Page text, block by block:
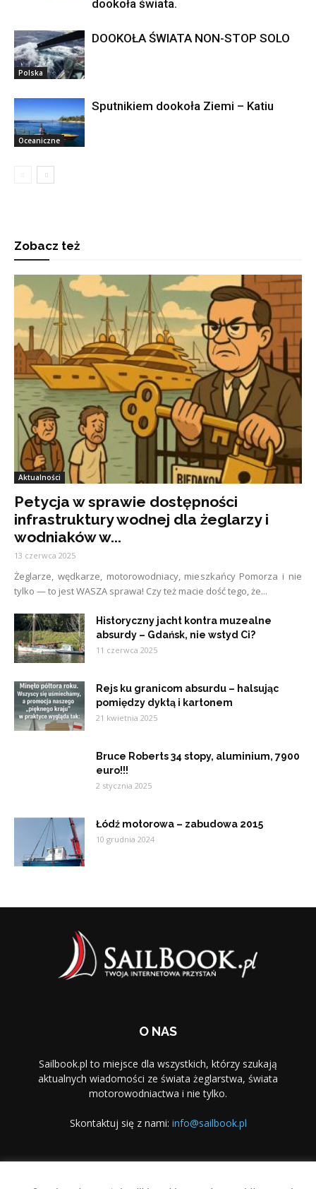
dookoła świata.
Polska
DOOKOŁA ŚWIATA NON-STOP SOLO
Oceaniczne
Sputnikiem dookoła Ziemi – Katiu
Zobacz też
Aktualności
Petycja w sprawie dostępności
infrastruktury wodnej dla żeglarzy i
wodniaków w...
13 czerwca 2025
Żeglarze, wędkarze, motorowodniacy, mieszkańcy Pomorza i nie
tylko — to jest WASZA sprawa! Czy też macie dość tego, że...
Historyczny jacht kontra muzealne
absurdy – Gdańsk, nie wstyd Ci?
11 czerwca 2025
Rejs ku granicom absurdu – halsując
pomiędzy dyktą i kartonem
21 kwietnia 2025
Bruce Roberts 34 stopy, aluminium, 7900
euro!!!
2 stycznia 2025
Łódź motorowa – zabudowa 2015
10 grudnia 2024
O NAS
Sailbook.pl to miejsce dla wszystkich, którzy szukają
aktualnych wiadomości ze świata żeglarstwa, świata
motorowodniactwa i nie tylko.
Skontaktuj się z nami: info@sailbook.pl